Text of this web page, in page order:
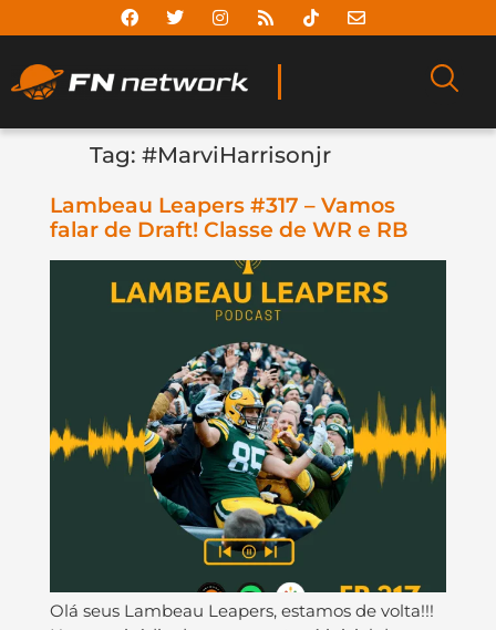
Tag: #MarviHarrisonjr
Lambeau Leapers #317 – Vamos
falar de Draft! Classe de WR e RB
Olá seus Lambeau Leapers, estamos de volta!!!